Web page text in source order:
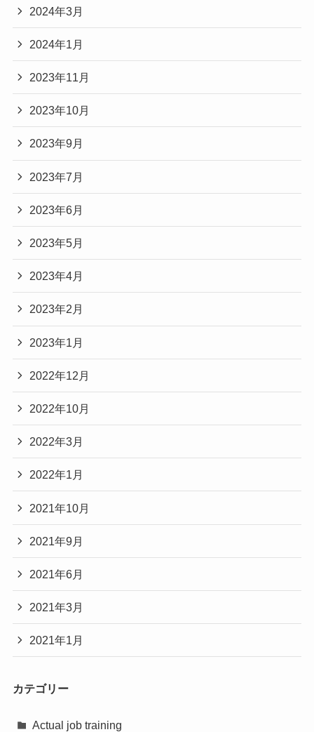
2024年3月
2024年1月
2023年11月
2023年10月
2023年9月
2023年7月
2023年6月
2023年5月
2023年4月
2023年2月
2023年1月
2022年12月
2022年10月
2022年3月
2022年1月
2021年10月
2021年9月
2021年6月
2021年3月
2021年1月
カテゴリー
Actual job training